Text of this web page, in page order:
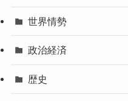
世界情勢
政治経済
歴史